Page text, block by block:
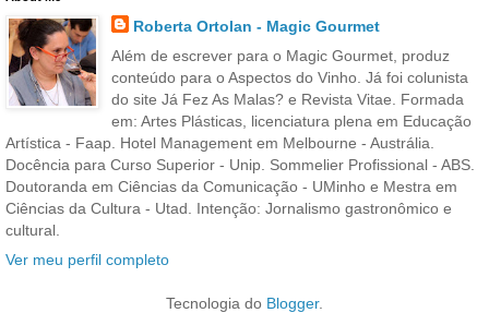
Roberta Ortolan - Magic Gourmet
Além de escrever para o Magic Gourmet, produz
conteúdo para o Aspectos do Vinho. Já foi colunista
do site Já Fez As Malas? e Revista Vitae. Formada
em: Artes Plásticas, licenciatura plena em Educação
Artística - Faap. Hotel Management em Melbourne - Austrália.
Docência para Curso Superior - Unip. Sommelier Profissional - ABS.
Doutoranda em Ciências da Comunicação - UMinho e Mestra em
Ciências da Cultura - Utad. Intenção: Jornalismo gastronômico e
cultural.
Ver meu perfil completo
Tecnologia do Blogger.